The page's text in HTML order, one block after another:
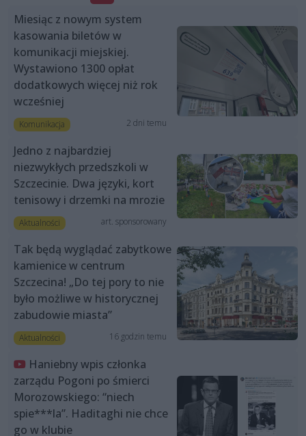
Miesiąc z nowym system
kasowania biletów w
komunikacji miejskiej.
Wystawiono 1300 opłat
dodatkowych więcej niż rok
wcześniej
Komunikacja 2 dni temu
Jedno z najbardziej
niezwykłych przedszkoli w
Szczecinie. Dwa języki, kort
tenisowy i drzemki na mrozie
Aktualności art. sponsorowany
Tak będą wyglądać zabytkowe
kamienice w centrum
Szczecina! „Do tej pory to nie
było możliwe w historycznej
zabudowie miasta”
Aktualności 16 godzin temu
Haniebny wpis członka
zarządu Pogoni po śmierci
Morozowskiego: “niech
spie***la”. Haditaghi nie chce
go w klubie